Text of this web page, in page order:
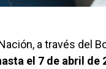
a través del
el 7 de abril de